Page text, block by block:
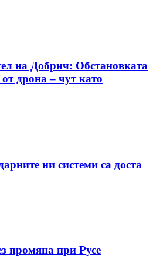
на Добрич: Обстановката
дрона – чут като
ни системи са доста
промяна при Русе